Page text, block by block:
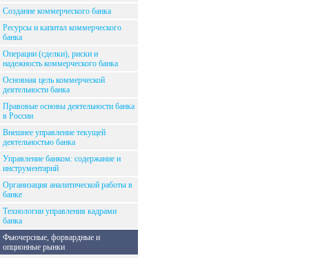
Создание коммерческого банка
Ресурсы и капитал коммерческого
банка
Операции (сделки), риски и
надежность коммерческого банка
Основная цель коммерческой
деятельности банка
Правовые основы деятельности банка
в России
Внешнее управление текущей
деятельностью банка
Управление банком: содержание и
инструментарий
Организация аналитической работы в
банке
Технологии управления кадрами
банка
Фьючерсные, форвардные и
опционные рынки